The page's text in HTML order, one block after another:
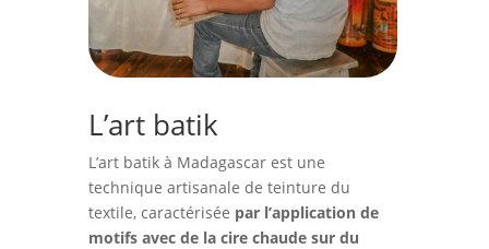
L’art batik
L’art batik à Madagascar est une
technique artisanale de teinture du
textile, caractérisée par l’application de
motifs avec de la cire chaude sur du